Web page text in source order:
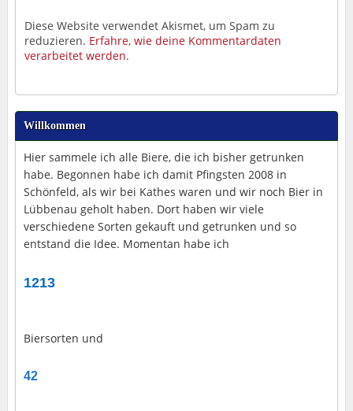
Diese Website verwendet Akismet, um Spam zu
reduzieren. Erfahre, wie deine Kommentardaten
verarbeitet werden.
Willkommen
Hier sammele ich alle Biere, die ich bisher getrunken
habe. Begonnen habe ich damit Pfingsten 2008 in
Schönfeld, als wir bei Kathes waren und wir noch Bier in
Lübbenau geholt haben. Dort haben wir viele
verschiedene Sorten gekauft und getrunken und so
entstand die Idee. Momentan habe ich
1213
Biersorten und
42